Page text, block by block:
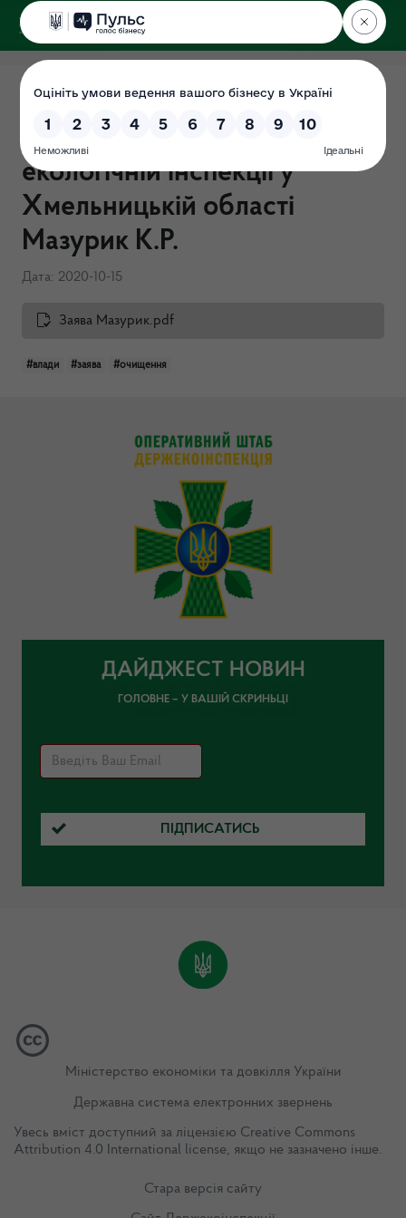
ДЕРЖЕКОІНСПЕКЦІЯ
у Хмельницькій області
Перевірка "Про очищення
влади" в Державній
екологічній інспекції у
Хмельницькій області
Мазурик К.Р.
Дата: 2020-10-15
Заява Мазурик.pdf
#влади #заява #очищення
ДАЙДЖЕСТ НОВИН
ГОЛОВНЕ – У ВАШІЙ СКРИНЬЦІ
ПІДПИСАТИСЬ
Міністерство економіки та довкілля України
Державна система електронних звернень
Увесь вміст доступний за ліцензією Creative Commons
Attribution 4.0 International license, якщо не зазначено інше.
Стара версія сайту